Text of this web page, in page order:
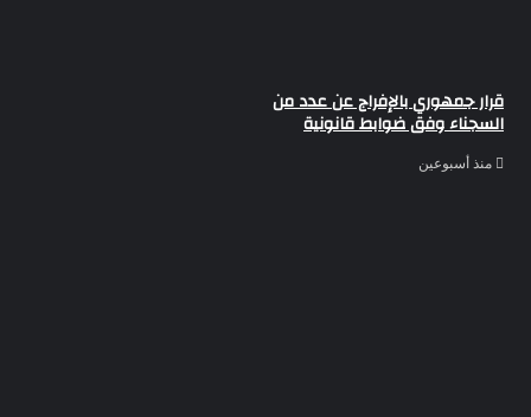
قرار جمهوري بالإفراج عن عدد من
السجناء وفق ضوابط قانونية
منذ أسبوعين